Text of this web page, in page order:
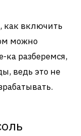
как включить
можно
разберемся,
ведь это не